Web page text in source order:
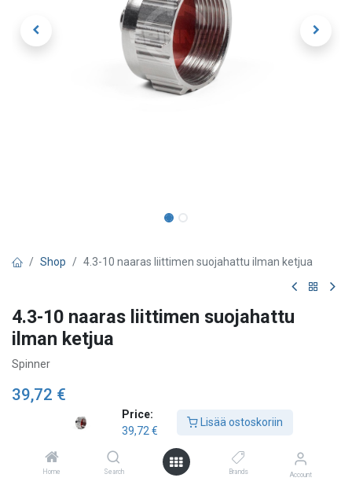
Price:
39,72 €
Lisää ostoskoriin
Home Search Brands Account
Shop 4.3-10 naaras liittimen suojahattu ilman ketjua
4.3-10 naaras liittimen suojahattu
ilman ketjua
Spinner
39,72 €
Lisää ostoskoriin